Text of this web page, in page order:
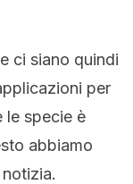
ci siano quindi
per
le specie è
abbiamo